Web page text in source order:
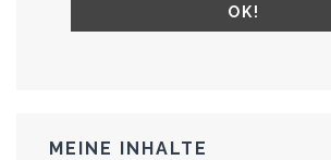
MEINE INHALTE